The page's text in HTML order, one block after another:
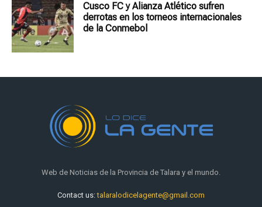
Cusco FC y Alianza Atlético sufren
derrotas en los torneos internacionales
de la Conmebol
Web de Noticias de la Provincia de Talara y el mundo.
Contact us:talaralodicelagente@gmail.com